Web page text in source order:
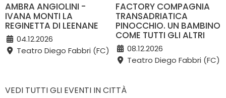
AMBRA ANGIOLINI -
IVANA MONTI LA
REGINETTA DI LEENANE
04.12.2026
Teatro Diego Fabbri (FC)
FACTORY COMPAGNIA
TRANSADRIATICA
PINOCCHIO. UN BAMBINO
COME TUTTI GLI ALTRI
08.12.2026
Teatro Diego Fabbri (FC)
VEDI TUTTI GLI EVENTI IN CITTÀ